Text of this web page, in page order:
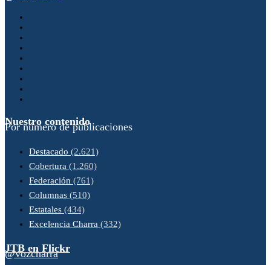
Nuestro contenido
Por número de publicaciones
Destacado (2.621)
Cobertura (1.260)
Federación (761)
Columnas (510)
Estatales (434)
Excelencia Charra (332)
JTB en Flickr
@vozcharra